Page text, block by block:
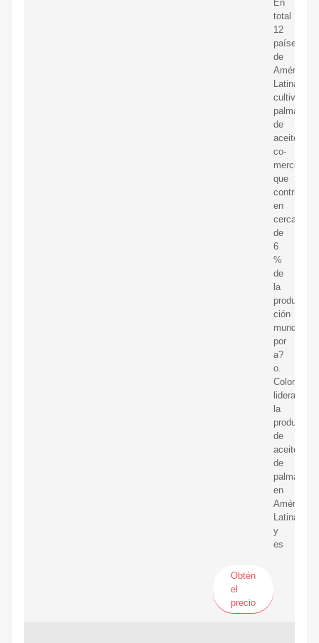
En
total
12
países
de
América
Latina
cultivan
palma
de
aceite
co-
mercial,
que
contribuye
en
cerca
de
6
%
de
la
produc-
ción
mundial
por
a?
o.
Colombia
lidera
la
producción
de
aceite
de
palma
en
América
Latina
y
es
Obtén
el
precio